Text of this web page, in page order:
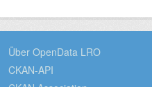
Über OpenData LRO
CKAN-API